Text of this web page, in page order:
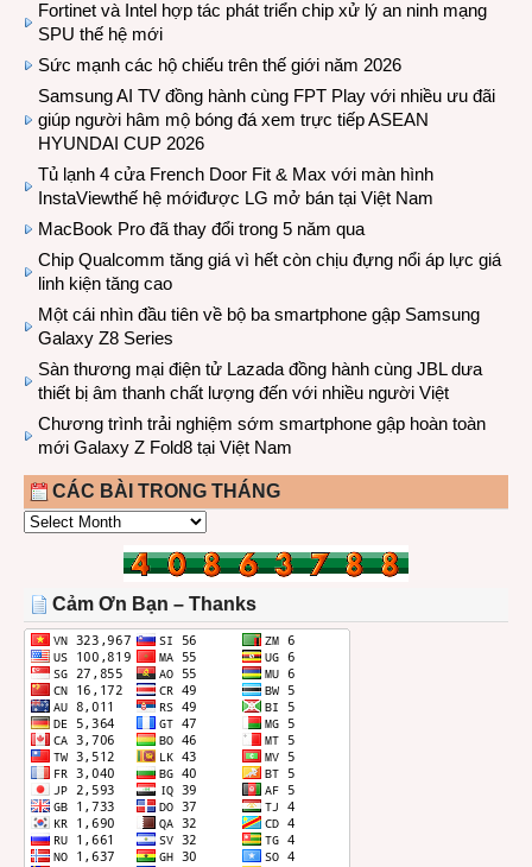
Fortinet và Intel hợp tác phát triển chip xử lý an ninh mạng
SPU thế hệ mới
Sức mạnh các hộ chiếu trên thế giới năm 2026
Samsung AI TV đồng hành cùng FPT Play với nhiều ưu đãi
giúp người hâm mộ bóng đá xem trực tiếp ASEAN
HYUNDAI CUP 2026
Tủ lạnh 4 cửa French Door Fit & Max với màn hình
InstaViewthế hệ mớiđược LG mở bán tại Việt Nam
MacBook Pro đã thay đổi trong 5 năm qua
Chip Qualcomm tăng giá vì hết còn chịu đựng nổi áp lực giá
linh kiện tăng cao
Một cái nhìn đầu tiên về bộ ba smartphone gập Samsung
Galaxy Z8 Series
Sàn thương mại điện tử Lazada đồng hành cùng JBL dưa
thiết bị âm thanh chất lượng đến với nhiều người Việt
Chương trình trải nghiệm sớm smartphone gập hoàn toàn
mới Galaxy Z Fold8 tại Việt Nam
CÁC BÀI TRONG THÁNG
CÁC
THÁNG
Cảm Ơn Bạn – Thanks